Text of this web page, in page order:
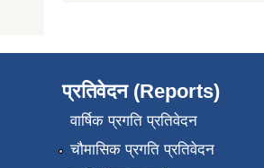
प्रतिवेदन (Reports)
वार्षिक प्रगति प्रतिवेदन
चौमासिक प्रगति प्रतिवेदन